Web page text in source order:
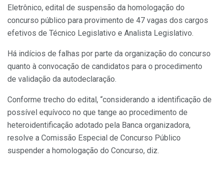
Eletrônico, edital de suspensão da homologação do
concurso público para provimento de 47 vagas dos cargos
efetivos de Técnico Legislativo e Analista Legislativo.
Há indícios de falhas por parte da organização do concurso
quanto à convocação de candidatos para o procedimento
de validação da autodeclaração.
Conforme trecho do edital, “considerando a identificação de
possível equívoco no que tange ao procedimento de
heteroidentificação adotado pela Banca organizadora,
resolve a Comissão Especial de Concurso Público
suspender a homologação do Concurso, diz.